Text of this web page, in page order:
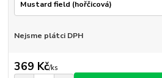
Nejsme plátci DPH
369 Kč/ks